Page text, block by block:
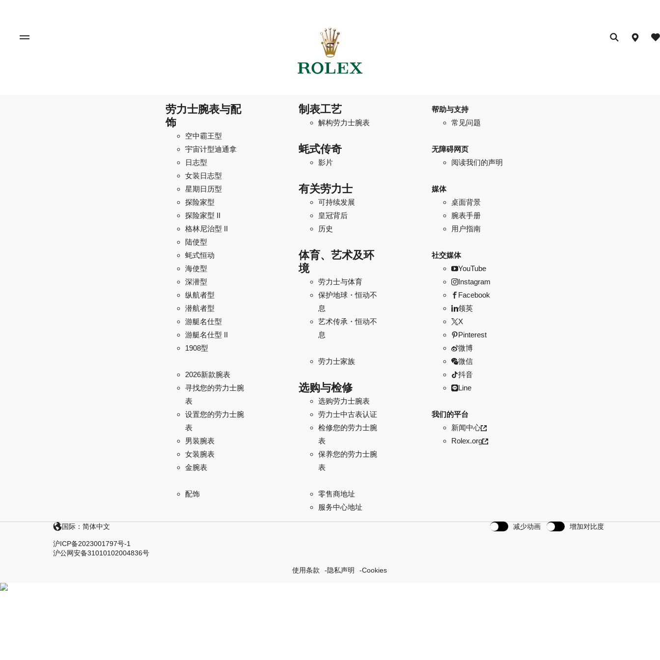
劳力士腕表与配
饰
空中霸王型
宇宙计型迪通拿
日志型
女装日志型
星期日历型
探险家型
探险家型 II
格林尼治型 II
陆使型
蚝式恒动
海使型
深潜型
纵航者型
潜航者型
游艇名仕型
游艇名仕型 II
1908型
2026新款腕表
寻找您的劳力士腕
表
设置您的劳力士腕
表
男装腕表
女装腕表
金腕表
配饰
制表工艺
解构劳力士腕表
蚝式传奇
影片
有关劳力士
可持续发展
皇冠背后
历史
体育、艺术及环
境
劳力士与体育
保护地球・恒动不
息
艺术传承・恒动不
息
劳力士家族
选购与检修
选购劳力士腕表
劳力士中古表认证
检修您的劳力士腕
表
保养您的劳力士腕
表
零售商地址
服务中心地址
帮助与支持
常见问题
无障碍网页
阅读我们的声明
媒体
桌面背景
腕表手册
用户指南
社交媒体
YouTube
Instagram
Facebook
领英
X
Pinterest
微博
微信
抖音
Line
我们的平台
新闻中心
Rolex.org
国际：简体中文 减少动画 增加对比度
沪ICP备2023001797号-1
沪公网安备31010102004836号
使用条款 隐私声明 Cookies